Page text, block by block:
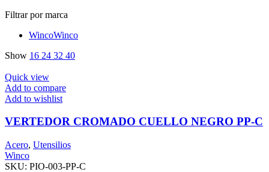
Filtrar por marca
WincoWinco
Show 16 24 32 40
Quick view
Add to compare
Add to wishlist
VERTEDOR CROMADO CUELLO NEGRO PP-C
Acero, Utensilios
Winco
SKU: PIO-003-PP-C